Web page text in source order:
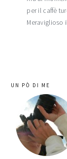
per il caffè
Meraviglioso
barra
laterale
primaria
UN PÒ DI ME